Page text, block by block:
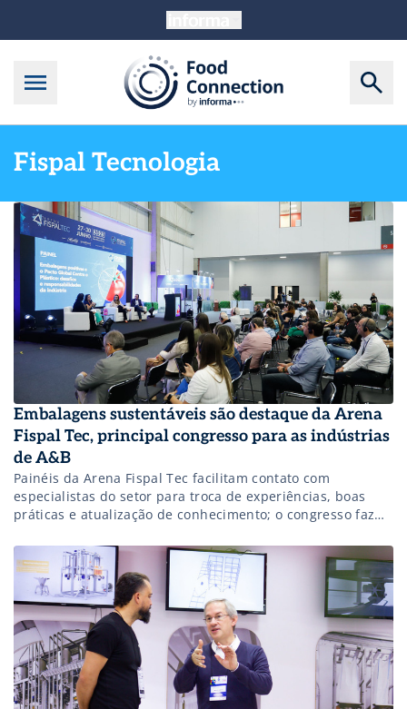
Fispal Tecnologia
Embalagens sustentáveis são destaque da Arena
Fispal Tec, principal congresso para as indústrias
de A&B
Painéis da Arena Fispal Tec facilitam contato com
especialistas do setor para troca de experiências, boas
práticas e atualização de conhecimento; o congresso faz
junho. A Fispal Tecnologia, que acontece entre os dias 18 e
21 de junho, no São Paulo Expo, contará com mais […]